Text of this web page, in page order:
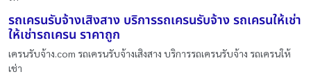
รถเครนรับจ้างเสิงสาง บริการรถเครนรับจ้าง รถเครนให้เช่า
ให้เช่ารถเครน ราคาถูก
เครนรับจ้าง.com รถเครนรับจ้างเสิงสาง บริการรถเครนรับจ้าง รถเครนให้
เช่า